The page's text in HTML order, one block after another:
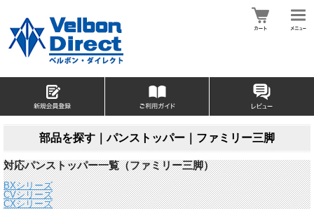
部品を探す｜パンストッパー｜ファミリー三脚
対応パンストッパー一覧（ファミリー三脚）
BXシリーズ
CVシリーズ
CXシリーズ